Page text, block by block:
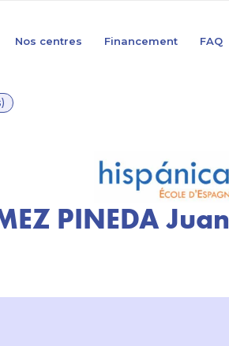
Nos centres Financement FAQ
PINEDA